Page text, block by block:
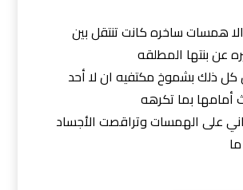
همسات ساخره كانت تنتقل بين
عن بنتها المطلقه
كل ذلك بشموخ مكتفيه ان لا أحد
أمامها بما تكرهه
على الهمسات وتراقصت الأجساد